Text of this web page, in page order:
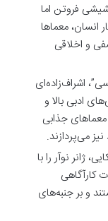
فروتن اما
انسان، معماها
و اخلاقی
اشراف‌زاده‌ای
ادبی بالا و
جذابی
می‌پردازند.
ژانر نوآر را با
کارآگاهی
و بر جنبه‌های